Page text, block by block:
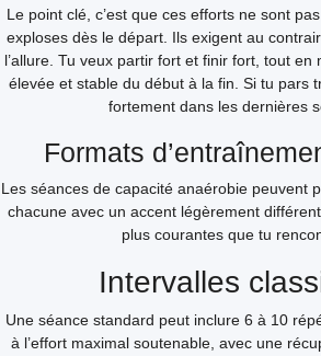
Le point clé, c’est que ces efforts ne sont
exploses dès le départ. Ils exigent au
l’allure. Tu veux partir fort et finir fort, tout en
élevée et stable du début à la fin. Si tu pars
fortement dans les dernières
Formats
Les séances de capacité anaérobie peuvent
chacune avec un accent légèrement
plus courantes que tu
Intervalles
Une séance standard peut inclure 6 à 10
à l’effort maximal soutenable, avec une